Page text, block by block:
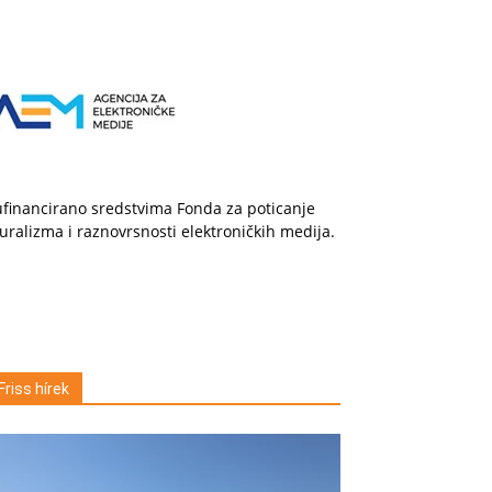
sredstvima Fonda za poticanje
i raznovrsnosti elektroničkih medija.
Friss hírek